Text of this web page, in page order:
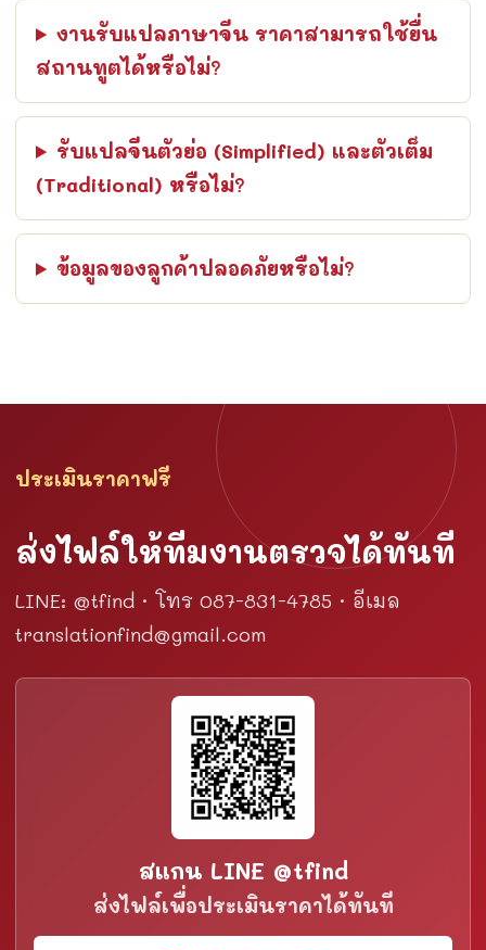
งานรับแปลภาษาจีน ราคาสามารถใช้ยื่น
สถานทูตได้หรือไม่?
รับแปลจีนตัวย่อ (Simplified) และตัวเต็ม
(Traditional) หรือไม่?
ข้อมูลของลูกค้าปลอดภัยหรือไม่?
ประเมินราคาฟรี
ส่งไฟล์ให้ทีมงานตรวจได้ทันที
LINE: @tfind · โทร 087-831-4785 · อีเมล
translationfind@gmail.com
สแกน LINE @tfind
ส่งไฟล์เพื่อประเมินราคาได้ทันที